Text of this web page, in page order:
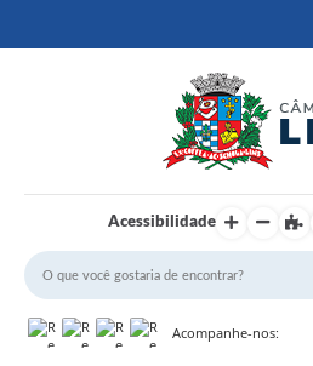
Acessibilidade
Acompanhe-nos: